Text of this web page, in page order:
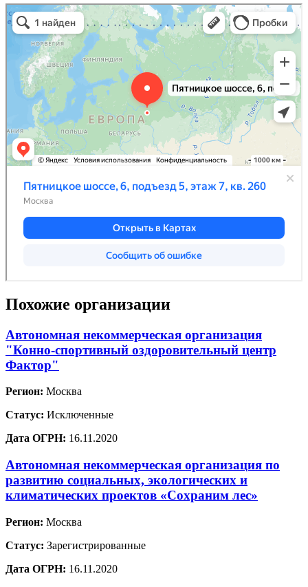
Похожие организации
Автономная некоммерческая организация
"Конно-спортивный оздоровительный центр
Фактор"
Регион: Москва
Статус: Исключенные
Дата ОГРН: 16.11.2020
Автономная некоммерческая организация по
развитию социальных, экологических и
климатических проектов «Сохраним лес»
Регион: Москва
Статус: Зарегистрированные
Дата ОГРН: 16.11.2020